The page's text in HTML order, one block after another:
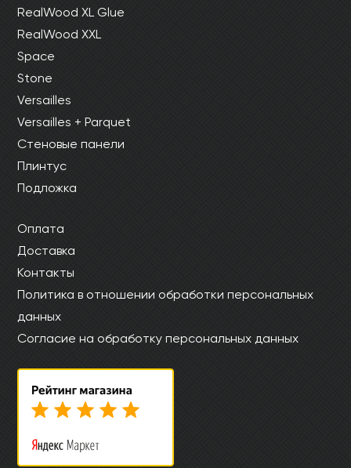
RealWood XL Glue
RealWood XXL
Space
Stone
Versailles
Versailles + Parquet
Стеновые панели
Плинтус
Подложка
Оплата
Доставка
Контакты
Политика в отношении обработки персональных
данных
Согласие на обработку персональных данных